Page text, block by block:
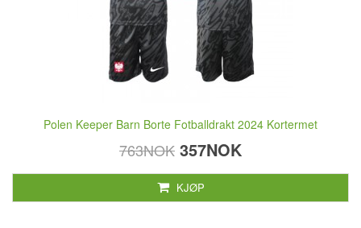
Polen Keeper Barn Borte Fotballdrakt 2024 Kortermet
763NOK 357NOK
KJØP